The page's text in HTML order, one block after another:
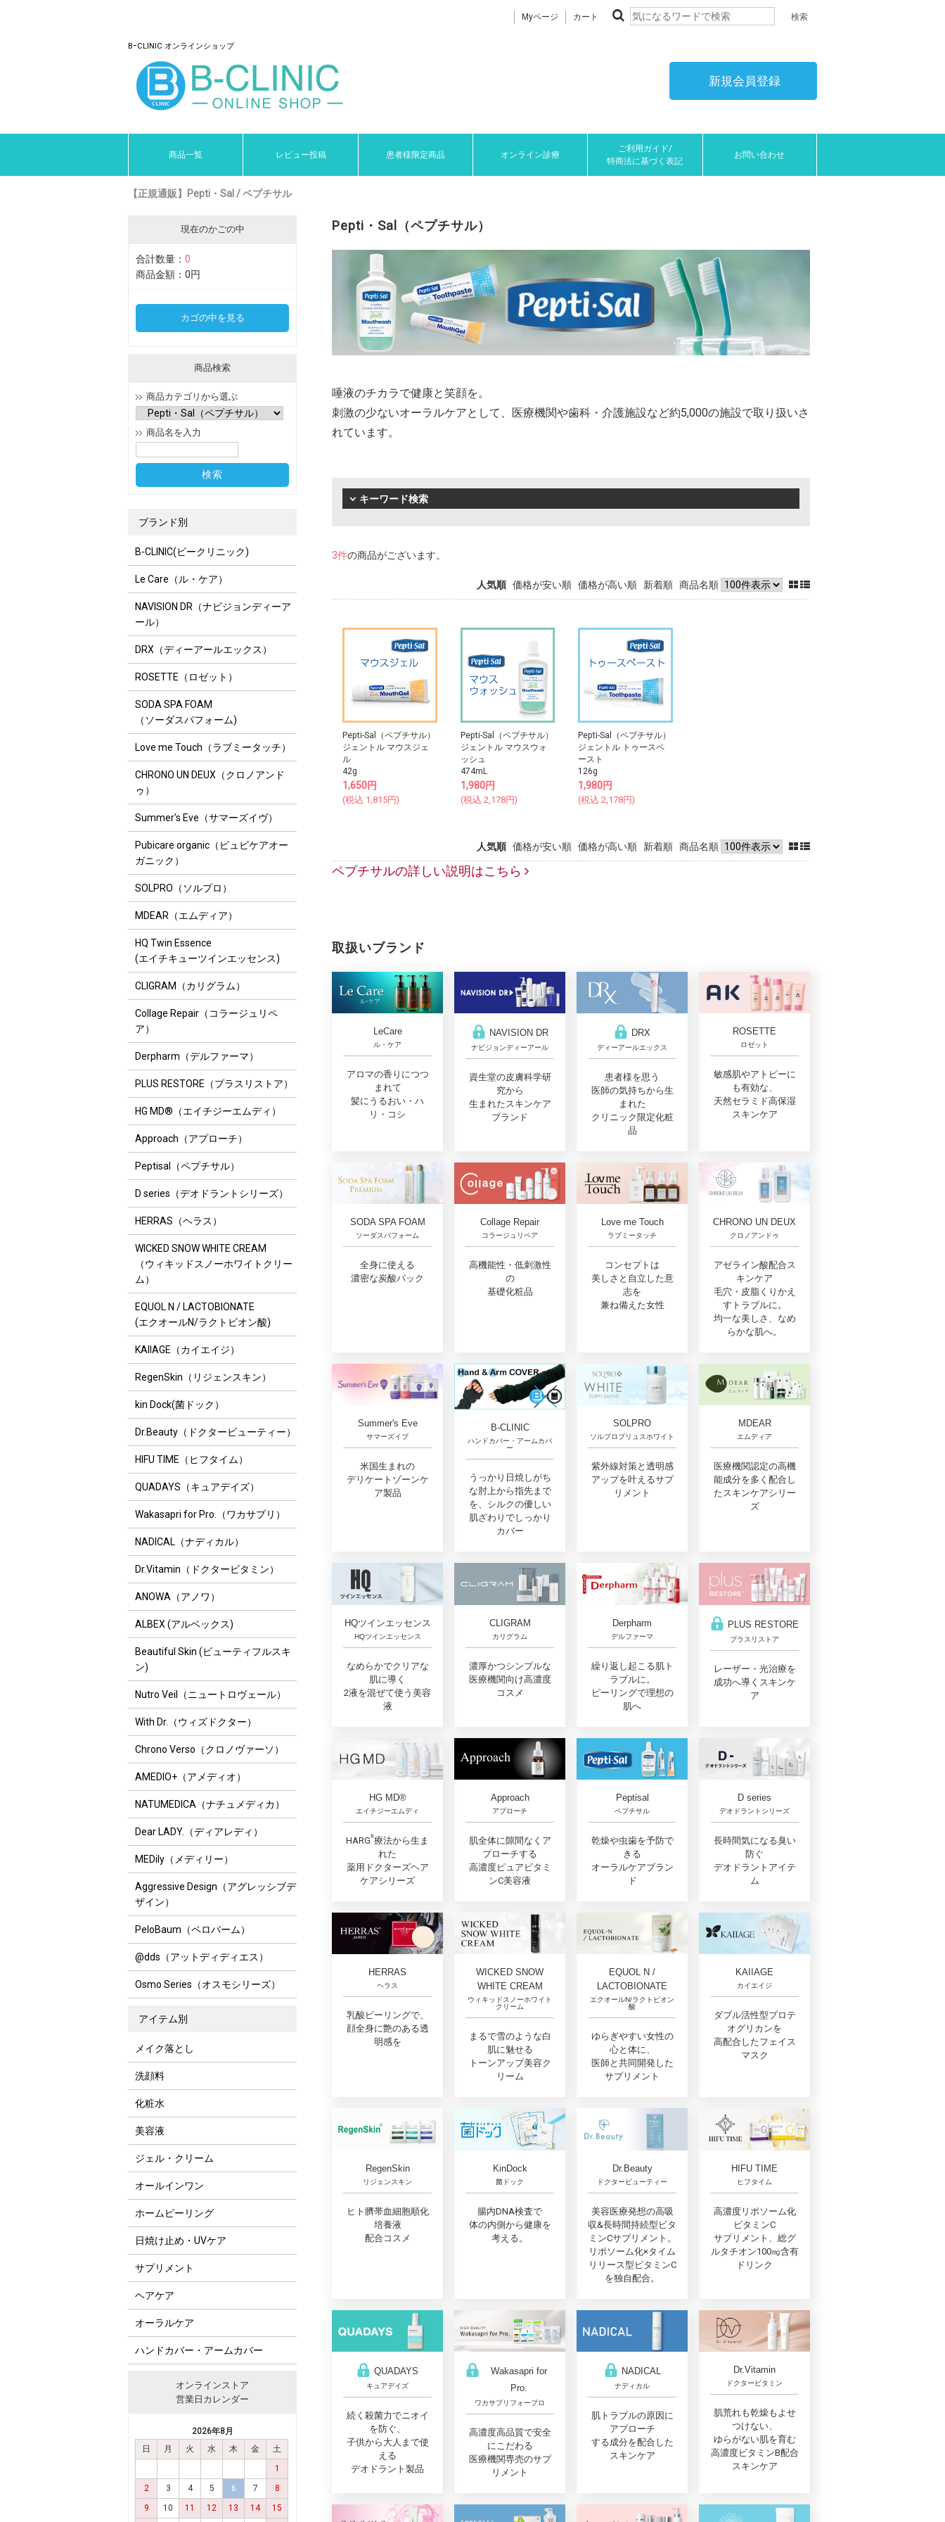
Myページ カート
BｰCLINIC オンラインショップ
新規会員登録
商品一覧 レビュー投稿 患者様限定商品 オンライン診療
ご利用ガイド/
特商法に基づく表記
お問い合わせ
【正規通販】Pepti・Sal / ペプチサル
現在のかごの中
合計数量： 0
商品金額： 0円
カゴの中を見る
商品検索
商品カテゴリから選ぶ
商品名を入力
ブランド別
B-CLINIC(ビークリニック)
Le Care（ル・ケア）
NAVISION DR（ナビジョンディーア
ール）
DRX（ディーアールエックス）
ROSETTE（ロゼット）
SODA SPA FOAM
（ソーダスパフォーム)
Love me Touch（ラブミータッチ）
CHRONO UN DEUX（クロノアンド
ゥ）
Summer's Eve（サマーズイヴ）
Pubicare organic（ピュビケアオー
ガニック）
SOLPRO（ソルプロ）
MDEAR（エムディア）
HQ Twin Essence
(エイチキューツインエッセンス)
CLIGRAM（カリグラム）
Collage Repair（コラージュリペ
ア）
Derpharm（デルファーマ）
PLUS RESTORE（プラスリストア）
HG MD®（エイチジーエムディ）
Approach（アプローチ）
Peptisal（ペプチサル）
D series（デオドラントシリーズ）
HERRAS（ヘラス）
WICKED SNOW WHITE CREAM
（ウィキッドスノーホワイトクリー
ム）
EQUOL N / LACTOBIONATE
(エクオールN/ラクトビオン酸)
KAIIAGE（カイエイジ）
RegenSkin（リジェンスキン）
kin Dock(菌ドック）
Dr.Beauty（ドクタービューティー）
HIFU TIME（ヒフタイム）
QUADAYS（キュアデイズ）
Wakasapri for Pro.（ワカサプリ）
NADICAL（ナディカル）
Dr.Vitamin（ドクタービタミン）
ANOWA（アノワ）
ALBEX (アルベックス)
Beautiful Skin (ビューティフルスキ
ン)
Nutro Veil（ニュートロヴェール）
With Dr.（ウィズドクター）
Chrono Verso（クロノヴァーソ）
AMEDIO+（アメディオ）
NATUMEDICA（ナチュメディカ）
Dear LADY.（ディアレディ）
MEDily（メディリー）
Aggressive Design（アグレッシブデ
ザイン）
PeloBaum（ペロバーム）
@dds（アットディディエス）
Osmo Series（オスモシリーズ）
アイテム別
メイク落とし
洗顔料
化粧水
美容液
ジェル・クリーム
オールインワン
ホームピーリング
日焼け止め・UVケア
サプリメント
ヘアケア
オーラルケア
ハンドカバー・アームカバー
オンラインストア
営業日カレンダー
2026年8月
日
月 火 水 木 金
土
1
2
3 4 5 6 7
8
9
10 11 12 13 14 15
Pepti・Sal（ペプチサル）
唾液のチカラで健康と笑顔を。
刺激の少ないオーラルケアとして、医療機関や歯科・介護施設など約5,000の施設で取り扱いさ
れています。
キーワード検索
3件の商品がございます。
人気順 価格が安い順 価格が高い順 新着順 商品名順
Pepti-Sal（ペプチサル）
ジェントル マウスジェ
ル
42g
1,650円
(税込 1,815円)
Pepti-Sal（ペプチサル）
ジェントル マウスウォ
ッシュ
474mL
1,980円
(税込 2,178円)
Pepti-Sal（ペプチサル）
ジェントル トゥースペ
ースト
126g
1,980円
(税込2,178円)
人気順 価格が安い順 価格が高い順 新着順 商品名順
ペプチサルの詳しい説明はこちら
取扱いブランド
LeCare
ル・ケア
アロマの香りにつつ
まれて
髪にうるおい・ハ
リ・コシ
NAVISION DR
ナビジョンディーアール
資生堂の皮膚科学研
究から
生まれたスキンケア
ブランド
DRX
ディーアールエックス
患者様を思う
医師の気持ちから生
まれた
クリニック限定化粧
品
ROSETTE
ロゼット
敏感肌やアトピーに
も有効な、
天然セラミド高保湿
スキンケア
SODA SPA FOAM
ソーダスパフォーム
全身に使える
濃密な炭酸パック
Collage Repair
コラージュリペア
高機能性・低刺激性
の
基礎化粧品
Love me Touch
ラブミータッチ
コンセプトは
美しさと自立した意
志を
兼ね備えた女性
CHRONO UN DEUX
クロノアンドゥ
アゼライン酸配合ス
キンケア
毛穴・皮脂くりかえ
すトラブルに。
均一な美しさ、なめ
らかな肌へ。
Summer's Eve
サマーズイブ
米国生まれの
デリケートゾーンケ
ア製品
B-CLINIC
ハンドカバー・アームカバ
ー
うっかり日焼しがち
な肘上から指先まで
を、シルクの優しい
肌ざわりでしっかり
カバー
SOLPRO
ソルプロプリュスホワイト
紫外線対策と透明感
アップを叶えるサプ
リメント
MDEAR
エムディア
医療機関認定の高機
能成分を多く配合し
たスキンケアシリー
ズ
HQツインエッセンス
HQツインエッセンス
なめらかでクリアな
肌に導く
2液を混ぜて使う美容
液
CLIGRAM
カリグラム
濃厚かつシンプルな
医療機関向け高濃度
コスメ
Derpharm
デルファーマ
繰り返し起こる肌ト
ラブルに。
ピーリングで理想の
肌へ
PLUS RESTORE
プラスリストア
レーザー・光治療を
成功へ導くスキンケ
ア
HG MD®
エイチジーエムディ
HARG®︎療法から生ま
れた
薬用ドクターズヘア
ケアシリーズ
Approach
アプローチ
肌全体に隙間なくア
プローチする
高濃度ピュアビタミ
ンC美容液
Peptisal
ペプチサル
乾燥や虫歯を予防で
きる
オーラルケアブラン
ド
D series
デオドラントシリーズ
長時間気になる臭い
防ぐ
デオドラントアイテ
ム
HERRAS
ヘラス
乳酸ピーリングで、
顔全身に艶のある透
明感を
WICKED SNOW
WHITE CREAM
ウィキッドスノーホワイト
クリーム
まるで雪のような白
肌に魅せる
トーンアップ美容ク
リーム
EQUOL N /
LACTOBIONATE
エクオールN/ラクトビオン
酸
ゆらぎやすい女性の
心と体に、
医師と共同開発した
サプリメント
KAIIAGE
カイエイジ
ダブル活性型プロテ
オグリカンを
高配合したフェイス
マスク
RegenSkin
リジェンスキン
ヒト臍帯血細胞順化
培養液
配合コスメ
KinDock
菌ドック
腸内DNA検査で
体の内側から健康を
考える。
Dr.Beauty
ドクタービューティー
美容医療発想の高吸
収&長時間持続型ビタ
ミンCサプリメント。
リポソーム化×タイム
リリース型ビタミンC
を独自配合。
HIFU TIME
ヒフタイム
高濃度リポソーム化
ビタミンC
サプリメント、総グ
ルタチオン100㎎含有
ドリンク
QUADAYS
キュアデイズ
続く殺菌力でニオイ
を防ぐ、
子供から大人まで使
える
デオドラント製品
Wakasapri for
Pro.
ワカサプリフォープロ
高濃度高品質で安全
にこだわる
医療機関専売のサプ
リメント
NADICAL
ナディカル
肌トラブルの原因に
アプローチ
する成分を配合した
スキンケア
Dr.Vitamin
ドクタービタミン
肌荒れも乾燥もよせ
つけない、
ゆらがない肌を育む
高濃度ビタミンB配合
スキンケア